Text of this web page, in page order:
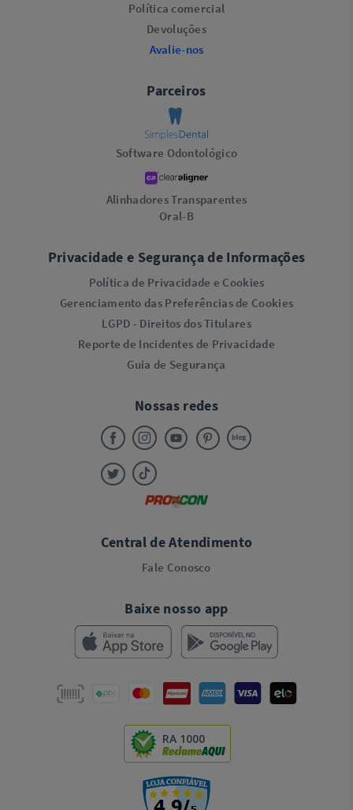
Política comercial
Devoluções
Avalie-nos
Parceiros
Software Odontológico
Alinhadores Transparentes
Oral-B
Privacidade e Segurança de Informações
Política de Privacidade e Cookies
Gerenciamento das Preferências de Cookies
LGPD - Direitos dos Titulares
Reporte de Incidentes de Privacidade
Guia de Segurança
Nossas redes
Central de Atendimento
Fale Conosco
Baixe nosso app
RA 1000